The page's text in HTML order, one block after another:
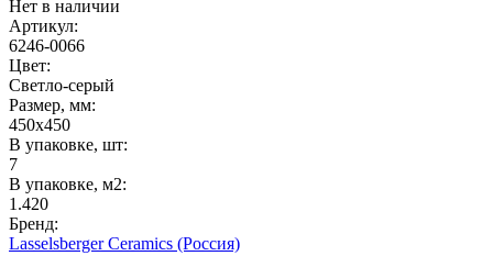
Нет в наличии
Артикул:
6246-0066
Цвет:
Светло-серый
Размер, мм:
450x450
В упаковке, шт:
7
В упаковке, м2:
1.420
Бренд:
Lasselsberger Ceramics (Россия)